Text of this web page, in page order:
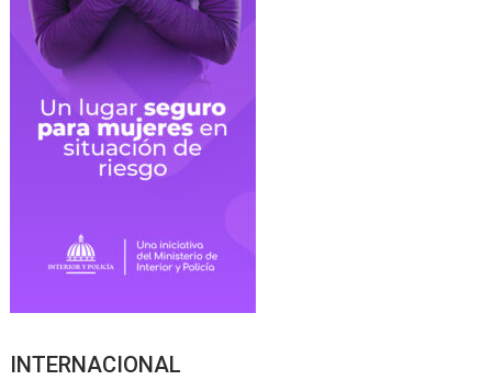
INTERNACIONAL